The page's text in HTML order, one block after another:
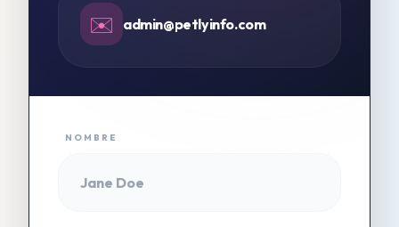
✉️ admin@petlyinfo.com
NOMBRE